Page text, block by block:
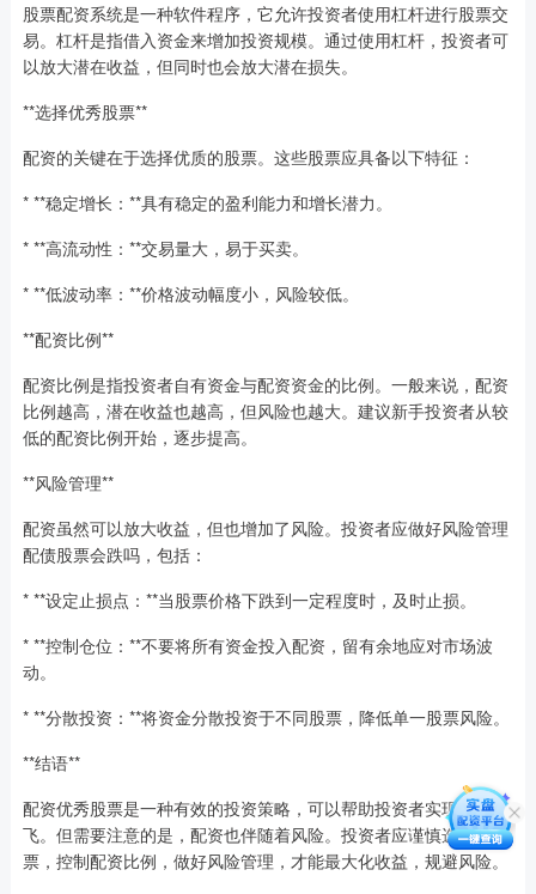
股票配资系统是一种软件程序，它允许投资者使用杠杆进行股票交
易。杠杆是指借入资金来增加投资规模。通过使用杠杆，投资者可
以放大潜在收益，但同时也会放大潜在损失。
**选择优秀股票**
配资的关键在于选择优质的股票。这些股票应具备以下特征：
* **稳定增长：**具有稳定的盈利能力和增长潜力。
* **高流动性：**交易量大，易于买卖。
* **低波动率：**价格波动幅度小，风险较低。
**配资比例**
配资比例是指投资者自有资金与配资资金的比例。一般来说，配资
比例越高，潜在收益也越高，但风险也越大。建议新手投资者从较
低的配资比例开始，逐步提高。
**风险管理**
配资虽然可以放大收益，但也增加了风险。投资者应做好风险管理
配债股票会跌吗，包括：
* **设定止损点：**当股票价格下跌到一定程度时，及时止损。
* **控制仓位：**不要将所有资金投入配资，留有余地应对市场波
动。
* **分散投资：**将资金分散投资于不同股票，降低单一股票风险。
**结语**
配资优秀股票是一种有效的投资策略，可以帮助投资者实现投资腾
飞。但需要注意的是，配资也伴随着风险。投资者应谨慎选择股
票，控制配资比例，做好风险管理，才能最大化收益，规避风险。